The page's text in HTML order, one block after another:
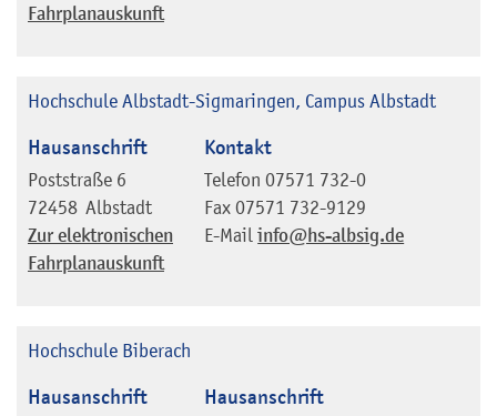
Fahrplanauskunft
Hochschule Albstadt-Sigmaringen, Campus Albstadt
Hausanschrift
Poststraße 6
72458 Albstadt
Zur elektronischen
Fahrplanauskunft
Kontakt
Telefon 07571 732-0
Fax 07571 732-9129
E-Mail info@hs-albsig.de
Hochschule Biberach
Hausanschrift Hausanschrift